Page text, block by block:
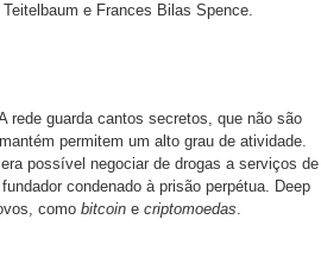
e Frances Bilas Spence.
rede guarda cantos secretos, que não são
permitem um alto grau de atividade.
possível negociar de drogas a serviços de
condenado à prisão perpétua. Deep
como bitcoin e criptomoedas.